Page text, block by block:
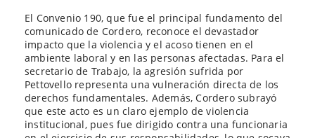
El Convenio 190, que fue el principal fundamento del
comunicado de Cordero, reconoce el devastador
impacto que la violencia y el acoso tienen en el
ambiente laboral y en las personas afectadas. Para el
secretario de Trabajo, la agresión sufrida por
Pettovello representa una vulneración directa de los
derechos fundamentales. Además, Cordero subrayó
que este acto es un claro ejemplo de violencia
institucional, pues fue dirigido contra una funcionaria